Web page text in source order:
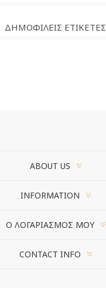
ΔΗΜΟΦΙΛΕΙΣ ΕΤΙΚΕΤΕΣ
ABOUT US
INFORMATION
Ο ΛΟΓΑΡΙΑΣΜΌΣ ΜΟΥ
CONTACT INFO